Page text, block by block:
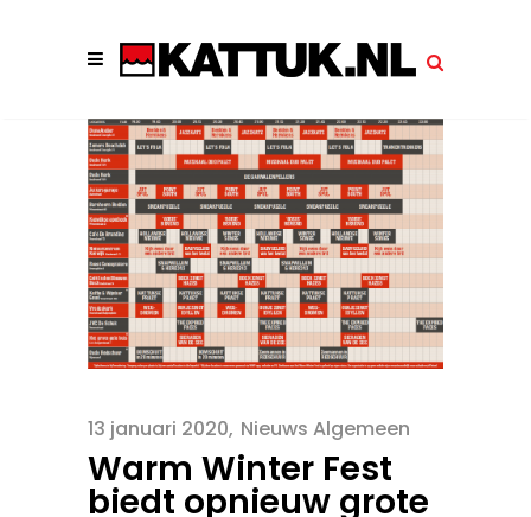
13 januari 2020 Nieuws Algemeen
Warm Winter Fest
biedt opnieuw grote